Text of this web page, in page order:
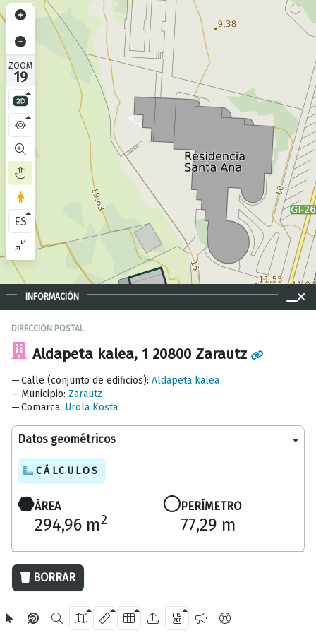
ZOOM
19
ES
OpenStreetMap
INFORMACIÓN
DIRECCIÓN POSTAL
Aldapeta kalea, 1 20800 Zarautz
Calle (conjunto de edificios): Aldapeta kalea
Municipio: Zarautz
Comarca: Urola Kosta
Datos geométricos
CÁLCULOS
ÁREA
294,96 m2
PERÍMETRO
77,29 m
BORRAR